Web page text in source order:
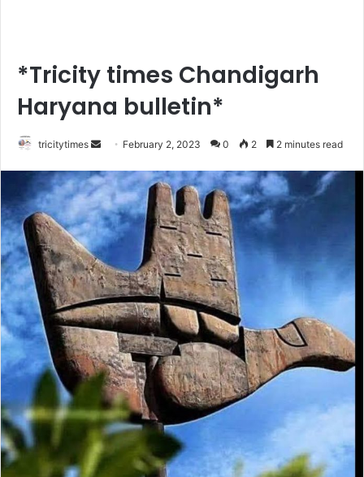
*Tricity times Chandigarh
Haryana bulletin*
tricitytimes
Send
email
February 2, 2023 0 2 2 minutes read